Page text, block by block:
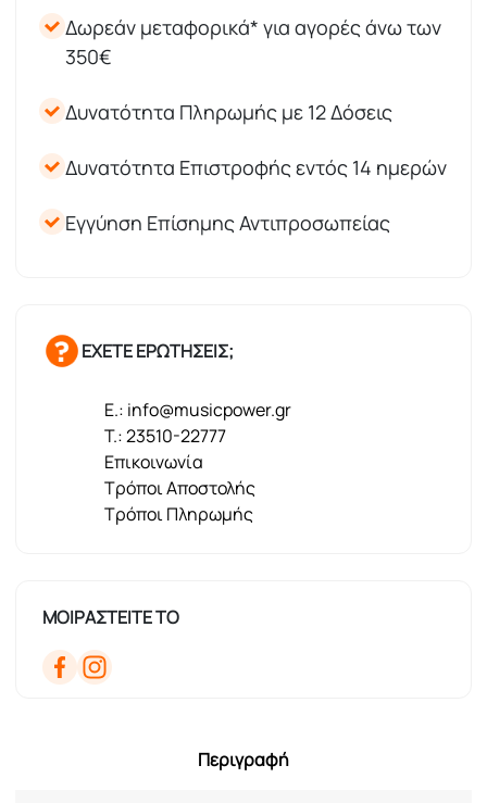
Δωρεάν μεταφορικά* για αγορές άνω των
350€
Δυνατότητα Πληρωμής με 12 Δόσεις
Δυνατότητα Επιστροφής εντός 14 ημερών
Εγγύηση Επίσημης Αντιπροσωπείας
ΕΧΕΤΕ ΕΡΩΤΗΣΕΙΣ;
E.: info@musicpower.gr
T.: 23510-22777
Επικοινωνία
Τρόποι Αποστολής
Τρόποι Πληρωμής
ΜΟΙΡΑΣΤΕΙΤΕ ΤΟ
Περιγραφή